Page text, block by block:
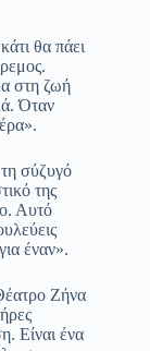
θα πάει
στη ζωή
Όταν
σύζυγό
της
Αυτό
έναν».
Ζήνα
Είναι ένα